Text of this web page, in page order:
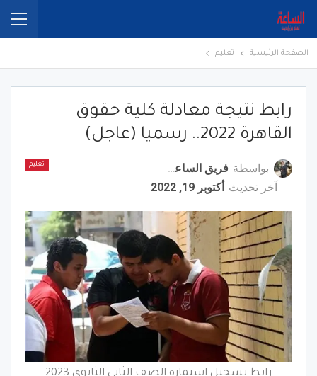
الصفحة الرئيسية تعليم
رابط نتيجة معادلة كلية حقوق
القاهرة 2022.. رسميا (عاجل)
تعليم بواسطة فريق الساعة برس
آخر تحديث أكتوبر 19, 2022
رابط تسجيل استمارة الصف الثاني الثانوي 2023